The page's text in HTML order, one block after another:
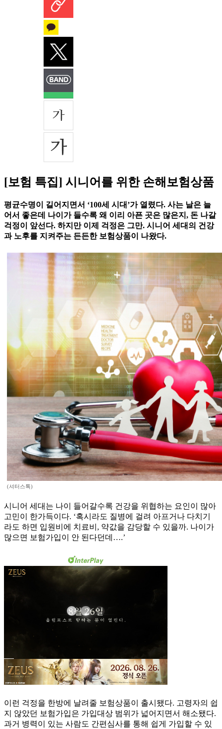
[보험 특집] 시니어를 위한 손해보험상품
평균수명이 길어지면서 ‘100세 시대’가 열렸다. 사는 날은 늘
어서 좋은데 나이가 들수록 왜 이리 아픈 곳은 많은지, 돈 나갈
걱정이 앞선다. 하지만 이제 걱정은 그만. 시니어 세대의 건강
과 노후를 지켜주는 든든한 보험상품이 나왔다.
(셔터스톡)
시니어 세대는 나이 들어갈수록 건강을 위협하는 요인이 많아
고민이 한가득이다. ‘혹시라도 질병에 걸려 아프거나 다치기
라도 하면 입원비에 치료비, 약값을 감당할 수 있을까. 나이가
많으면 보험가입이 안 된다던데….’
이런 걱정을 한방에 날려줄 보험상품이 출시됐다. 고령자의 쉽
지 않았던 보험가입은 가입대상 범위가 넓어지면서 해소됐다.
과거 병력이 있는 사람도 간편심사를 통해 쉽게 가입할 수 있